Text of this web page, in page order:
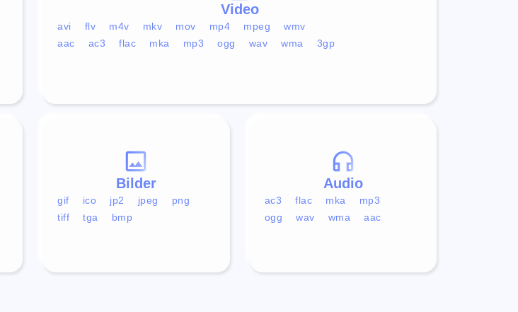
Video
avi flv m4v mkv mov mp4 mpeg
wmv
aac
ac3 flac mka mp3 ogg wav wma 3gp
Audio
ac3 flac mka
mp3
ogg
wav wma aac
Bilder
gif ico jp2 jpeg
png
tiff
tga bmp